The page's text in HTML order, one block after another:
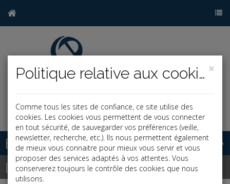
Base documentaire
Dépêches
×
Politique relative aux cookies
Comme tous les sites de confiance, ce site utilise des
cookies. Les cookies vous permettent de vous connecter
en tout sécurité, de sauvegarder vos préférences (veille,
newsletter, recherche, etc.). Ils nous permettent également
de mieux vous connaitre pour mieux vous servir et vous
proposer des services adaptés à vos attentes. Vous
conserverez toujours le contrôle des cookies que nous
utilisons.